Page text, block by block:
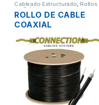
Cableado Estructurado, Rollos
de Cable
ROLLO DE CABLE
COAXIAL
75 OHM CON CABLE
MENSAJERO
305MTS